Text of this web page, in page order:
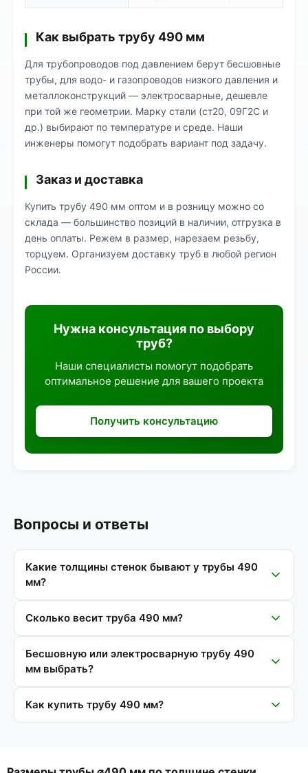
Как выбрать трубу 490 мм
Для трубопроводов под давлением берут бесшовные
трубы, для водо- и газопроводов низкого давления и
металлоконструкций — электросварные, дешевле
при той же геометрии. Марку стали (ст20, 09Г2С и
др.) выбирают по температуре и среде. Наши
инженеры помогут подобрать вариант под задачу.
Заказ и доставка
Купить трубу 490 мм оптом и в розницу можно со
склада — большинство позиций в наличии, отгрузка в
день оплаты. Режем в размер, нарезаем резьбу,
торцуем. Организуем доставку труб в любой регион
России.
Нужна консультация по выбору
труб?
Наши специалисты помогут подобрать
оптимальное решение для вашего проекта
Получить консультацию
Вопросы и ответы
Какие толщины стенок бывают у трубы 490
мм?
Сколько весит труба 490 мм?
Бесшовную или электросварную трубу 490
мм выбрать?
Как купить трубу 490 мм?